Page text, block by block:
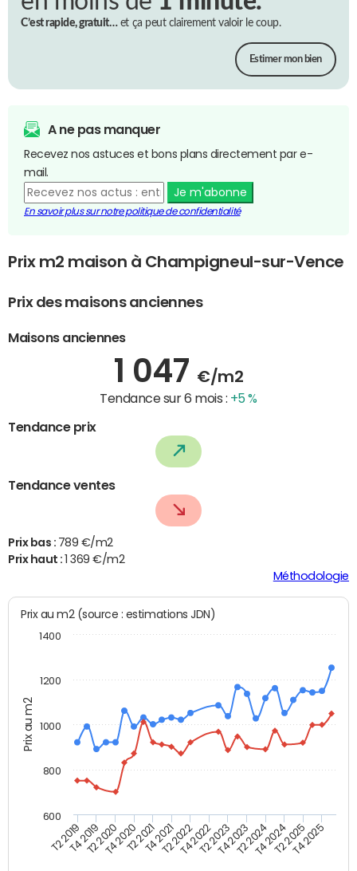
C’est rapide, gratuit…et ça peut clairement valoir le coup.
Estimer mon bien
A ne pas manquer
Recevez nos astuces et bons plans directement par e-
mail.
Je m'abonne
En savoir plus sur notre politique de confidentialité
Prix m2 maison à Champigneul-sur-Vence
Prix des maisons anciennes
Maisons anciennes
1 047 €/m2
Tendance sur 6 mois : +5 %
Tendance prix
Tendance ventes
Prix bas : 789 €/m2
Prix haut :
1 369 €/m2
Méthodologie
Prix au m2
Prix au m2 (source : estimations JDN)
T2 2019T4 2019T2 2020T4 2020T2 2021T4 2021T2 2022T4 2022T2 2023T4 2023T2 2024T4 2024T2 2025T4 2025
600
800
1000
1200
1400